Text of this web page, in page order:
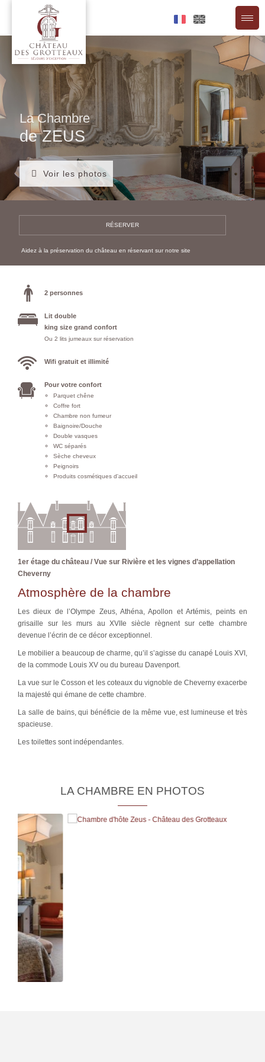
La Chambre
de ZEUS
Aidez à la préservation du château en réservant sur notre site
2 personnes
Lit double
king size grand confort
Ou 2 lits jumeaux sur réservation
Wifi gratuit et illimité
Pour votre confort
Parquet chêne
Coffre fort
Chambre non fumeur
Baignoire/Douche
Double vasques
WC séparés
Sèche cheveux
Peignoirs
Produits cosmétiques d'accueil
1er étage du château / Vue sur Rivière et les vignes d’appellation
Cheverny
Atmosphère de la chambre
Les dieux de l’Olympe Zeus, Athéna, Apollon et Artémis, peints en
grisaille sur les murs au XVIIe siècle règnent sur cette chambre
devenue l’écrin de ce décor exceptionnel.
Le mobilier a beaucoup de charme, qu’il s’agisse du canapé Louis XVI,
de la commode Louis XV ou du bureau Davenport.
La vue sur le Cosson et les coteaux du vignoble de Cheverny exacerbe
la majesté qui émane de cette chambre.
La salle de bains, qui bénéficie de la même vue, est lumineuse et très
spacieuse.
Les toilettes sont indépendantes.
LA CHAMBRE EN PHOTOS